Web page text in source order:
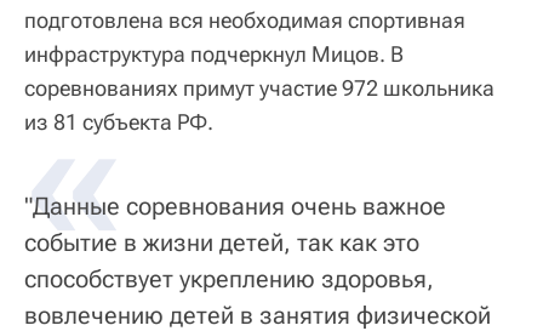
подготовлена вся необходимая спортивная
инфраструктура подчеркнул Мицов. В
соревнованиях примут участие 972 школьника
из 81 субъекта РФ.
«
"Данные соревнования очень важное
событие в жизни детей, так как это
способствует укреплению здоровья,
вовлечению детей в занятия физической